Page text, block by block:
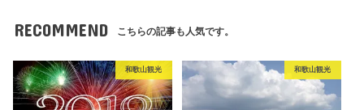
RECOMMEND こちらの記事も人気です。
和歌山観光 和歌山観光